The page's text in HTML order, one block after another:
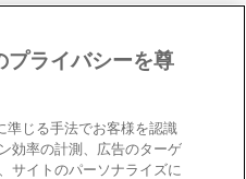
reserved.
プライバシーを尊
準じる手法でお客様を認識
効率の計測、広告のターゲ
サイトのパーソナライズに